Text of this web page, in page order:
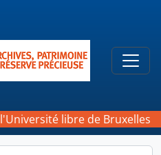
libre de Bruxelles